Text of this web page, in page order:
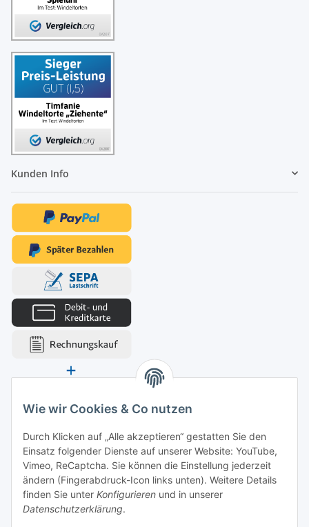
Wie wir Cookies & Co nutzen
Durch Klicken auf „Alle akzeptieren“ gestatten Sie den
Einsatz folgender Dienste auf unserer Website: YouTube,
Vimeo, ReCaptcha. Sie können die Einstellung jederzeit
ändern (Fingerabdruck-Icon links unten). Weitere Details
finden Sie unter Konfigurieren und in unserer
Datenschutzerklärung.
Kunden Info